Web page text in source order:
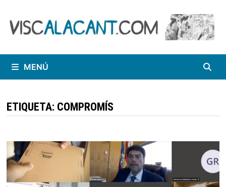
contenido
MENÚ
ETIQUETA: COMPROMÍS